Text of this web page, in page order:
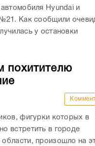
Hyundai и
Как сообщили
у остановки
похитителю
фигурки которых в
встретить в городе
произошло на